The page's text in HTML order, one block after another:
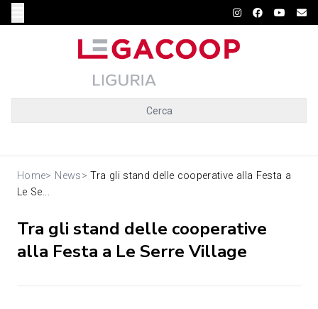
Cerca
Home> News> Tra gli stand delle cooperative alla Festa a
Le Se...
Tra gli stand delle cooperative
alla Festa a Le Serre Village